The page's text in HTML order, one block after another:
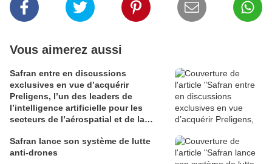
Vous aimerez aussi
Safran entre en discussions
exclusives en vue d’acquérir
Preligens, l’un des leaders de
l’intelligence artificielle pour les
secteurs de l’aérospatial et de la
Safran lance son système de lutte
anti-drones